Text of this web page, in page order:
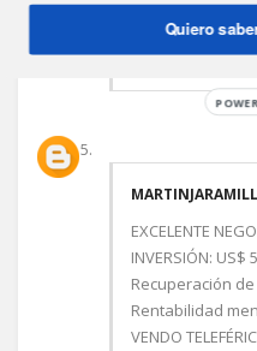
Diana, te
Responder
EXCELENTE
INVERSIÓN: US$
Recuperación
Rentabilidad
VENDO
Quiero